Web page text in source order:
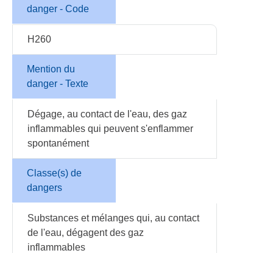
danger - Code
H260
Mention du
danger - Texte
Dégage, au contact de l'eau, des gaz
inflammables qui peuvent s'enflammer
spontanément
Classe(s) de
dangers
Substances et mélanges qui, au contact
de l'eau, dégagent des gaz
inflammables